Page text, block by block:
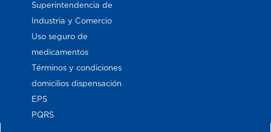
Superintendencia de
Industria y Comercio
Uso seguro de
medicamentos
Términos y condiciones
domicilios dispensación
EPS
PQRS